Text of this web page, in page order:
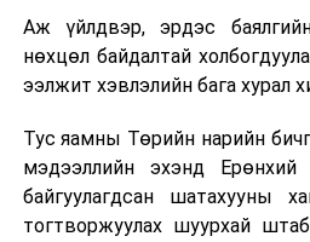
Аж үйлдвэр, эрдэс
нөхцөл байдалтай
ээлжит хэвлэлийн бага хурал
Тус яамны Төрийн нарийн
мэдээллийн эхэнд
байгуулагдсан шатахууны
тогтворжуулах шуурхай